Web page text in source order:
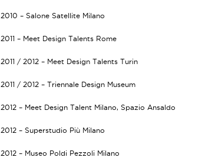
2010 – Salone Satellite Milano
2011 – Meet Design Talents Rome
2011 / 2012 – Meet Design Talents Turin
2011 / 2012 – Triennale Design Museum
2012 – Meet Design Talent Milano, Spazio Ansaldo
2012 – Superstudio Più Milano
2012 – Museo Poldi Pezzoli Milano